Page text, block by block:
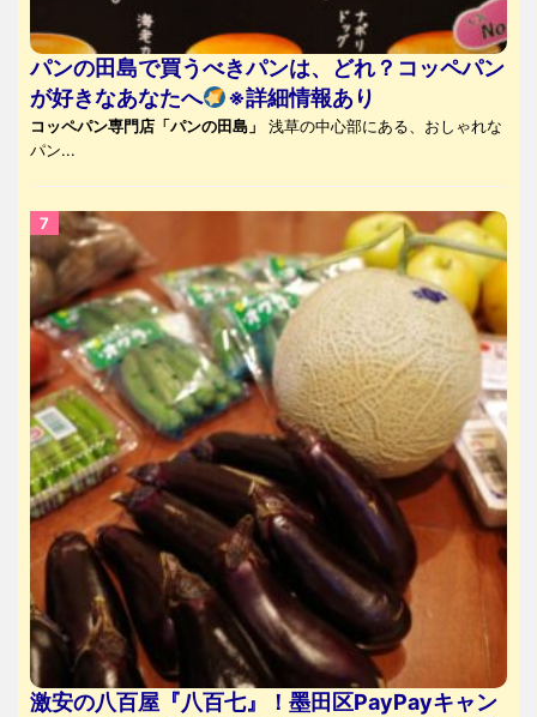
パンの田島で買うべきパンは、どれ？コッペパン
が好きなあなたへ
※詳細情報あり
コッペパン専門店「パンの田島」
浅草の中心部にある、おしゃれな
パン...
激安の八百屋『八百七』！墨田区PayPayキャン